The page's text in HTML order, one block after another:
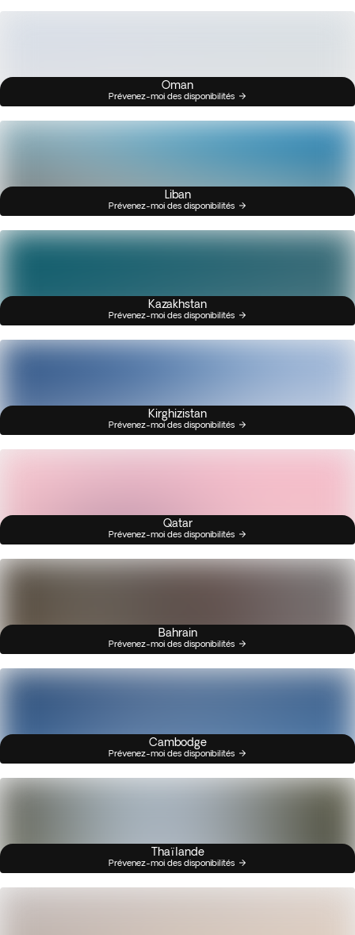
Oman
Prévenez-moi des disponibilités
Liban
Prévenez-moi des disponibilités
Kazakhstan
Prévenez-moi des disponibilités
Kirghizistan
Prévenez-moi des disponibilités
Qatar
Prévenez-moi des disponibilités
Bahrain
Prévenez-moi des disponibilités
Cambodge
Prévenez-moi des disponibilités
Thaïlande
Prévenez-moi des disponibilités